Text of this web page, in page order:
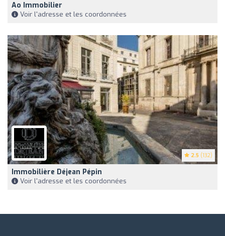
Ao Immobilier
Voir l'adresse et les coordonnées
2.5 (132)
Immobilière Déjean Pépin
Voir l'adresse et les coordonnées